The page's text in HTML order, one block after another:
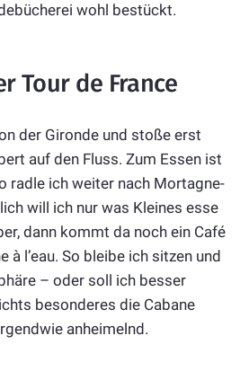
wohl bestückt.
Tour de France
der Gironde und stoße erst
auf den Fluss. Zum Essen ist
radle ich weiter nach Mortagne-
will ich nur was Kleines esse
dann kommt da noch ein Café
à l’eau. So bleibe ich sitzen und
– oder soll ich besser
besonderes die Cabane
anheimelnd.